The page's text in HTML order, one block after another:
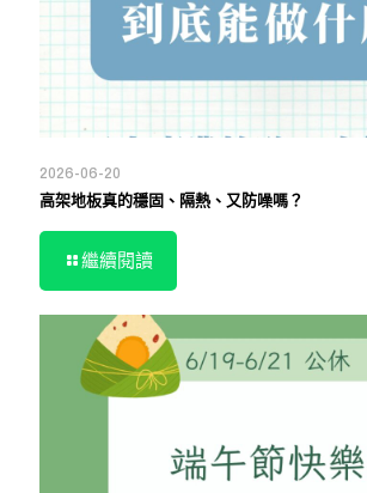
2026-06-20
高架地板真的穩固、隔熱、又防噪嗎？
繼續閱讀